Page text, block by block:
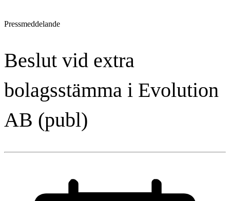
Pressmeddelande
Beslut vid extra
bolagsstämma i Evolution
AB (publ)